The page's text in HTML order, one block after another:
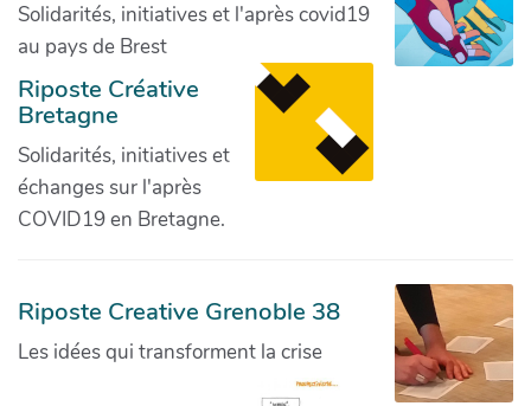
Solidarités, initiatives et l'après covid19
au pays de Brest
Riposte Créative
Bretagne
Solidarités, initiatives et
échanges sur l'après
COVID19 en Bretagne.
Riposte Creative Grenoble 38
Les idées qui transforment la crise